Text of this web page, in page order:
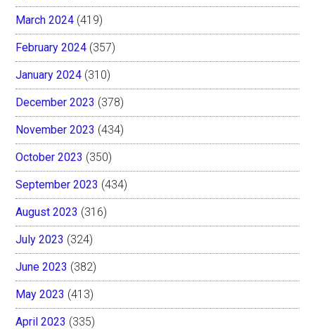
March 2024 (419)
February 2024 (357)
January 2024 (310)
December 2023 (378)
November 2023 (434)
October 2023 (350)
September 2023 (434)
August 2023 (316)
July 2023 (324)
June 2023 (382)
May 2023 (413)
April 2023 (335)